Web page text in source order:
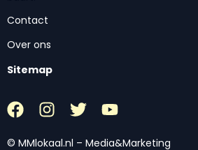
Contact
Over ons
Sitemap
© MMlokaal.nl – Media&Marketing